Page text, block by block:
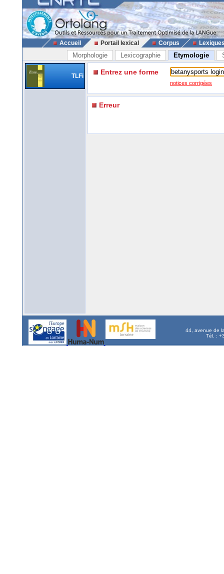
Accueil Portail lexical Corpus
Morphologie Lexicographie Etymologie
TLFi Entrez une forme
notices corrigées
Erreur
44, avenue de
Tél. :